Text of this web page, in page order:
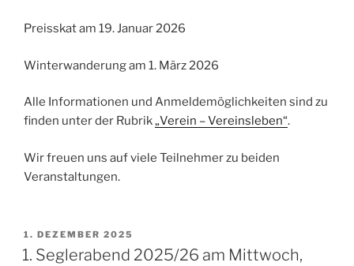
Preisskat am 19. Januar 2026
Winterwanderung am 1. März 2026
Alle Informationen und Anmeldemöglichkeiten sind zu
finden unter der Rubrik„Verein – Vereinsleben“.
Wir freuen uns auf viele Teilnehmer zu beiden
Veranstaltungen.
VERÖFFENTLICHT
AM
1. DEZEMBER 2025
1. Seglerabend 2025/26 am Mittwoch,